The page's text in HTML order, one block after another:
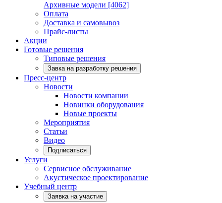
Архивные модели [4062]
Оплата
Доставка и самовывоз
Прайс-листы
Акции
Готовые решения
Типовые решения
Завка на разработку решения
Пресс-центр
Новости
Новости компании
Новинки оборудования
Новые проекты
Мероприятия
Статьи
Видео
Подписаться
Услуги
Сервисное обслуживание
Акустическое проектирование
Учебный центр
Заявка на участие